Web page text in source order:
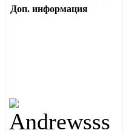
Доп. информация